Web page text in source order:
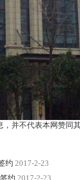
并不代表本网赞
约 2017-2-23
约 2017-2-23